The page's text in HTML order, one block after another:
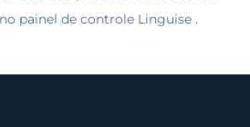
painel de controle Linguise .